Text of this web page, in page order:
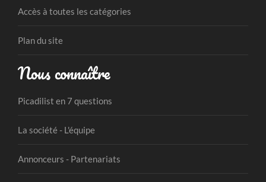
Accès à toutes les catégories
Plan du site
Nous connaître
Picadilist en 7 questions
La société - L'équipe
Annonceurs - Partenariats